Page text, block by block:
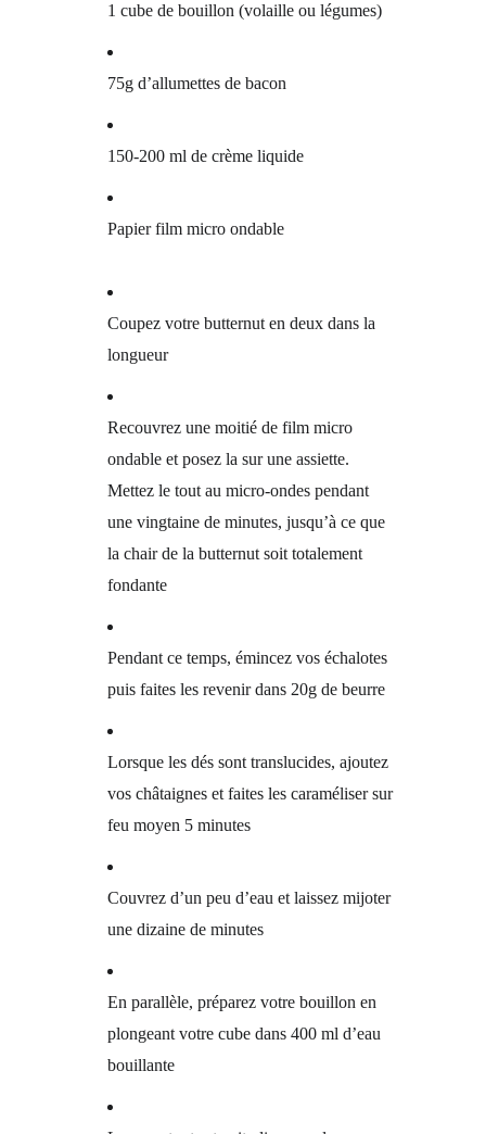
1 cube de bouillon (volaille ou légumes)
75g d’allumettes de bacon
150-200 ml de crème liquide
Papier film micro ondable
Coupez votre butternut en deux dans la
longueur
Recouvrez une moitié de film micro
ondable et posez la sur une assiette.
Mettez le tout au micro-ondes pendant
une vingtaine de minutes, jusqu’à ce que
la chair de la butternut soit totalement
fondante
Pendant ce temps, émincez vos échalotes
puis faites les revenir dans 20g de beurre
Lorsque les dés sont translucides, ajoutez
vos châtaignes et faites les caraméliser sur
feu moyen 5 minutes
Couvrez d’un peu d’eau et laissez mijoter
une dizaine de minutes
En parallèle, préparez votre bouillon en
plongeant votre cube dans 400 ml d’eau
bouillante